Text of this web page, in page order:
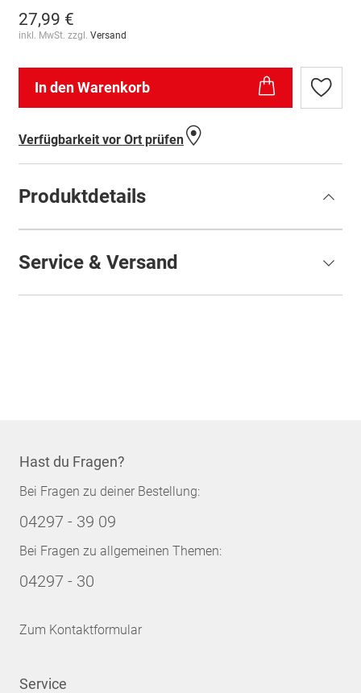
27,99 €
inkl. MwSt. zzgl. Versand
In den Warenkorb
Zur
Verfügbarkeit vor Ort prüfen
Produktdetails
Service & Versand
Hast du Fragen?
Bei Fragen zu deiner Bestellung:
04297 - 39 09
Bei Fragen zu allgemeinen Themen:
04297 - 30
Zum Kontaktformular
Service